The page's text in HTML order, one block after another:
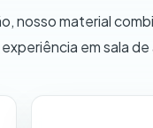
nosso material
em sala de